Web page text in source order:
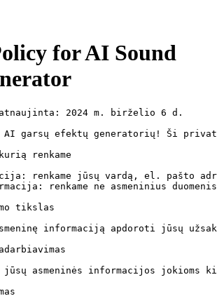
forAI Sound
2024 m. birželio 6 d.
garsų efektų generatorių! Ši
renkame
renkame jūsų vardą, el. pašto
renkame ne asmeninius
tikslas
informaciją apdoroti jūsų
jūsų asmeninės informacijos jokioms